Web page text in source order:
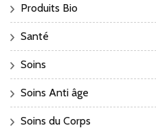
Produits Bio
Santé
Soins
Soins Anti âge
Soins du Corps